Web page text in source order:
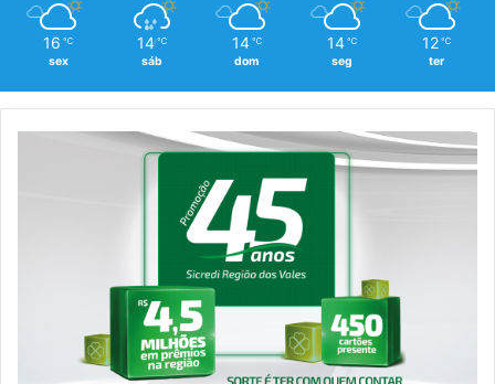
16 ℃
sex
14 ℃
sáb
14 ℃
dom
14 ℃
seg
12 ℃
ter